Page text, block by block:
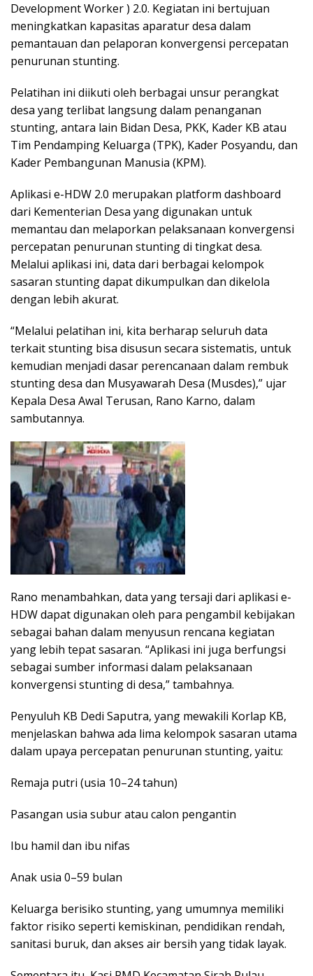
Development Worker ) 2.0. Kegiatan ini bertujuan
meningkatkan kapasitas aparatur desa dalam
pemantauan dan pelaporan konvergensi percepatan
penurunan stunting.
Pelatihan ini diikuti oleh berbagai unsur perangkat
desa yang terlibat langsung dalam penanganan
stunting, antara lain Bidan Desa, PKK, Kader KB atau
Tim Pendamping Keluarga (TPK), Kader Posyandu, dan
Kader Pembangunan Manusia (KPM).
Aplikasi e-HDW 2.0 merupakan platform dashboard
dari Kementerian Desa yang digunakan untuk
memantau dan melaporkan pelaksanaan konvergensi
percepatan penurunan stunting di tingkat desa.
Melalui aplikasi ini, data dari berbagai kelompok
sasaran stunting dapat dikumpulkan dan dikelola
dengan lebih akurat.
“Melalui pelatihan ini, kita berharap seluruh data
terkait stunting bisa disusun secara sistematis, untuk
kemudian menjadi dasar perencanaan dalam rembuk
stunting desa dan Musyawarah Desa (Musdes),” ujar
Kepala Desa Awal Terusan, Rano Karno, dalam
sambutannya.
Rano menambahkan, data yang tersaji dari aplikasi e-
HDW dapat digunakan oleh para pengambil kebijakan
sebagai bahan dalam menyusun rencana kegiatan
yang lebih tepat sasaran. “Aplikasi ini juga berfungsi
sebagai sumber informasi dalam pelaksanaan
konvergensi stunting di desa,” tambahnya.
Penyuluh KB Dedi Saputra, yang mewakili Korlap KB,
menjelaskan bahwa ada lima kelompok sasaran utama
dalam upaya percepatan penurunan stunting, yaitu:
Remaja putri (usia 10–24 tahun)
Pasangan usia subur atau calon pengantin
Ibu hamil dan ibu nifas
Anak usia 0–59 bulan
Keluarga berisiko stunting, yang umumnya memiliki
faktor risiko seperti kemiskinan, pendidikan rendah,
sanitasi buruk, dan akses air bersih yang tidak layak.